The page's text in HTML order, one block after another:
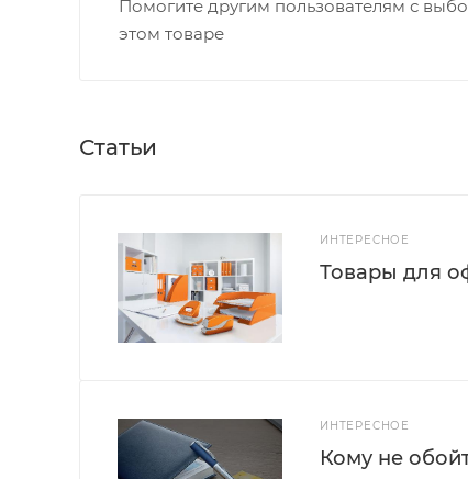
Помогите другим пользователям с
этом товаре
Статьи
ИНТЕРЕСНОЕ
Товары для
ИНТЕРЕСНОЕ
Кому не